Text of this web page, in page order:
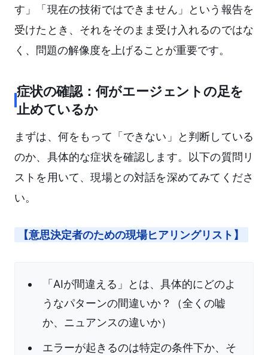
す」「現在の技術ではできません」という報告を
受けたとき、それをそのまま受け入れるのではな
く、問題の解像度を上げることが重要です。
症状の確認：何がエージェントの足を
止めているか
まずは、何をもって「できない」と判断している
のか、具体的な症状を確認します。以下の質問リ
ストを用いて、現場との対話を深めてみてくださ
い。
【意思決定者のための現場ヒアリングリスト】
「AIが間違える」とは、具体的にどのよ
うなパターンの間違いか？（全くの嘘
か、ニュアンスの違いか）
エラーが起きるのは特定の条件下か、そ